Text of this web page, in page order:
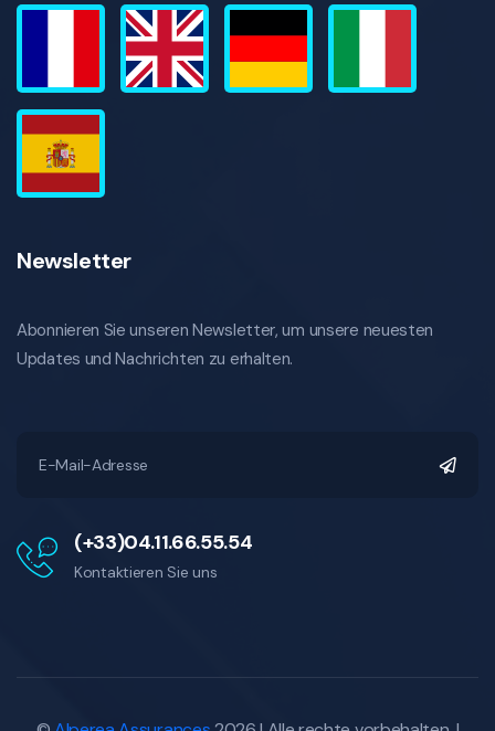
Newsletter
Abonnieren Sie unseren Newsletter, um unsere neuesten
Updates und Nachrichten zu erhalten.
(+33)04.11.66.55.54
Kontaktieren Sie uns